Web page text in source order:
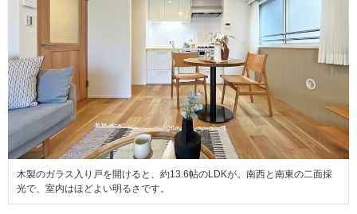
木製のガラス入り戸を開けると、約13.6帖のLDKが。南西と南東の二面採
光で、室内はほどよい明るさです。